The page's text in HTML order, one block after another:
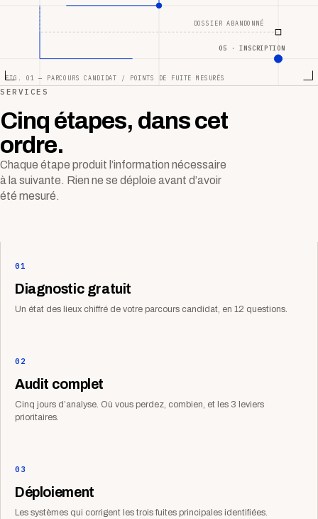
05 · INSCRIPTION
DOSSIER ABANDONNÉ
FIG. 01 — PARCOURS CANDIDAT / POINTS DE FUITE MESURÉS
SERVICES
Cinq étapes, dans cet
ordre.
Chaque étape produit l’information nécessaire
à la suivante. Rien ne se déploie avant d’avoir
été mesuré.
01
Diagnostic gratuit
Un état des lieux chiffré de votre parcours candidat, en 12 questions.
02
Audit complet
Cinq jours d’analyse. Où vous perdez, combien, et les 3 leviers
prioritaires.
03
Déploiement
Les systèmes qui corrigent les trois fuites principales identifiées.